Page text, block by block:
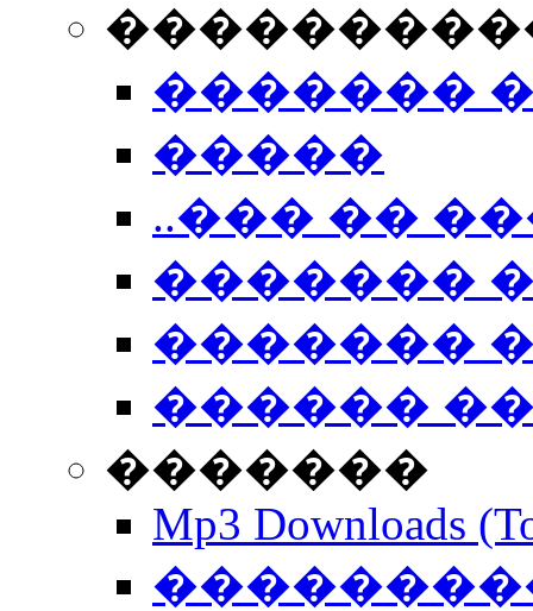
�������
�����
..��� ��
�������
�������
������
�������
Mp3 Downloads